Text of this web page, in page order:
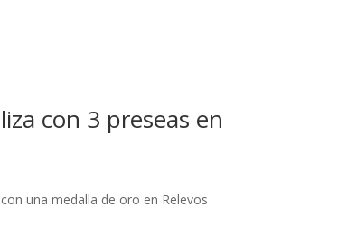
con 3 preseas en
una medalla de oro en Relevos